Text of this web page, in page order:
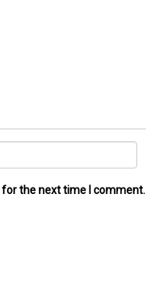
the next time I comment.